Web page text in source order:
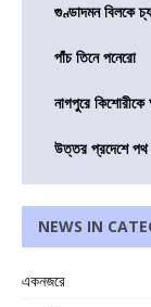
গুণ্ডাদমন বিলকে
পাঁচ তিনে পনেরো
নাগপুরে
উত্তর প্রদেশে পথ
NEWS IN
একনজরে